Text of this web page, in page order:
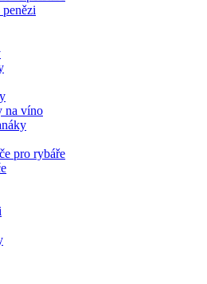
penězi
na víno
pro rybáře